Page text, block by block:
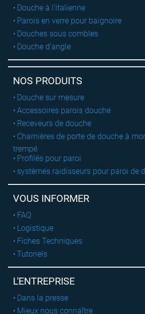
Douche à l'italienne
Parois en verre pour baignoire
Douches sous combles
Douche d'angle
NOS PRODUITS
Douche sur mesure
Accessoires parois douche
Receveurs de douche
Charnières de porte de douche à
trempé
Profilés pour paroi
systèmes raidisseurs pour paroi de
VOUS INFORMER
FAQ
Logistique
Fiches Techniques
Tutoriels
L'ENTREPRISE
Dans la presse
Mieux nous connaître